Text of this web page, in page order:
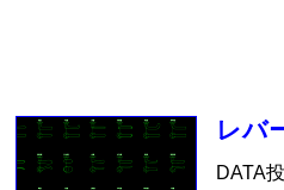
レバ
DATA